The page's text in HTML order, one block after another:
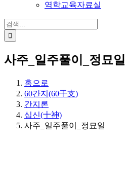
역학교육자료실
검
색:
사주_일주풀이_정묘일
홈으로
60간지(60干支)
간지론
십신(十神)
사주_일주풀이_정묘일